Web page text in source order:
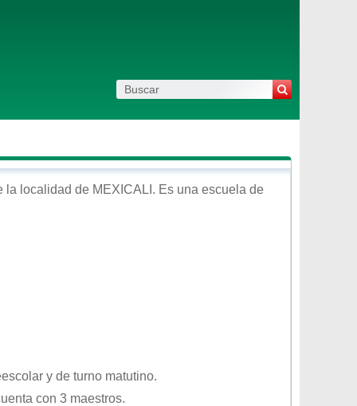
la localidad de MEXICALI . Es una escuela de
y de turno matutino.
con 3 maestros.